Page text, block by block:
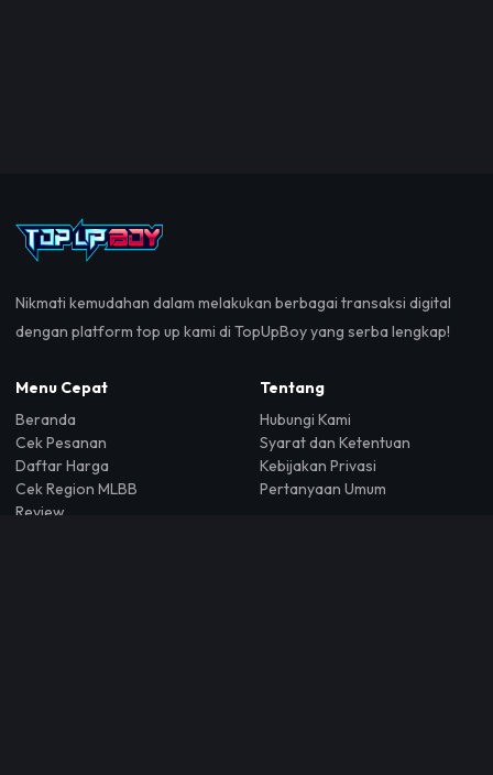
Nikmati kemudahan dalam melakukan berbagai transaksi digital
dengan platform top up kami di TopUpBoy yang serba lengkap!
Menu Cepat
Beranda
Cek Pesanan
Daftar Harga
Cek Region MLBB
Review
Tentang
Hubungi Kami
Syarat dan Ketentuan
Kebijakan Privasi
Pertanyaan Umum